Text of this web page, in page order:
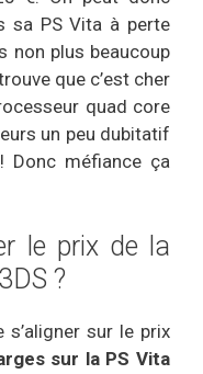
sa PS Vita à perte
non plus beaucoup
que c’est cher
quad core
un peu dubitatif
Donc méfiance ça
le prix de la
?
sur le prix
sur la PS Vita